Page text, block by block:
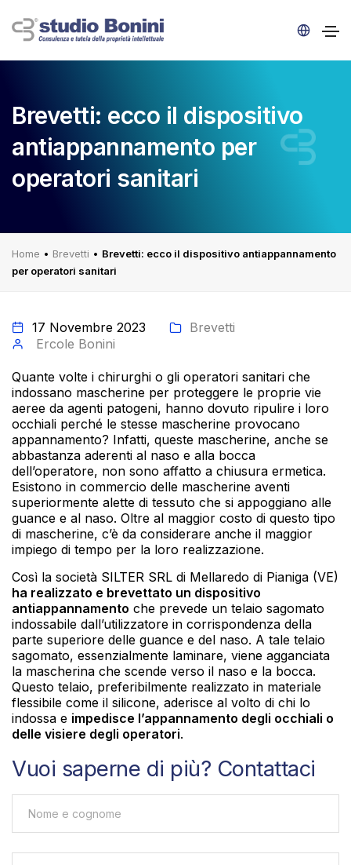
Brevetti: ecco il dispositivo
antiappannamento per
operatori sanitari
Home • Brevetti • Brevetti: ecco il dispositivo antiappannamento
per operatori sanitari
17 Novembre 2023
Brevetti
Ercole Bonini
Quante volte i chirurghi o gli operatori sanitari che
indossano mascherine per proteggere le proprie vie
aeree da agenti patogeni, hanno dovuto ripulire i loro
occhiali perché le stesse mascherine provocano
appannamento? Infatti, queste mascherine, anche se
abbastanza aderenti al naso e alla bocca
dell’operatore, non sono affatto a chiusura ermetica.
Esistono in commercio delle mascherine aventi
superiormente alette di tessuto che si appoggiano alle
guance e al naso. Oltre al maggior costo di questo tipo
di mascherine, c’è da considerare anche il maggior
impiego di tempo per la loro realizzazione.
Così la società SILTER SRL di Mellaredo di Pianiga (VE)
ha realizzato e brevettato un dispositivo
antiappannamento che prevede un telaio sagomato
indossabile dall’utilizzatore in corrispondenza della
parte superiore delle guance e del naso. A tale telaio
sagomato, essenzialmente laminare, viene agganciata
la mascherina che scende verso il naso e la bocca.
Questo telaio, preferibilmente realizzato in materiale
flessibile come il silicone, aderisce al volto di chi lo
indossa e impedisce l’appannamento degli occhiali o
delle visiere degli operatori.
Vuoi saperne di più? Contattaci